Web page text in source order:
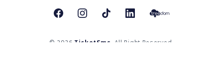
© 2026 TicketSms . All Right Reserved.